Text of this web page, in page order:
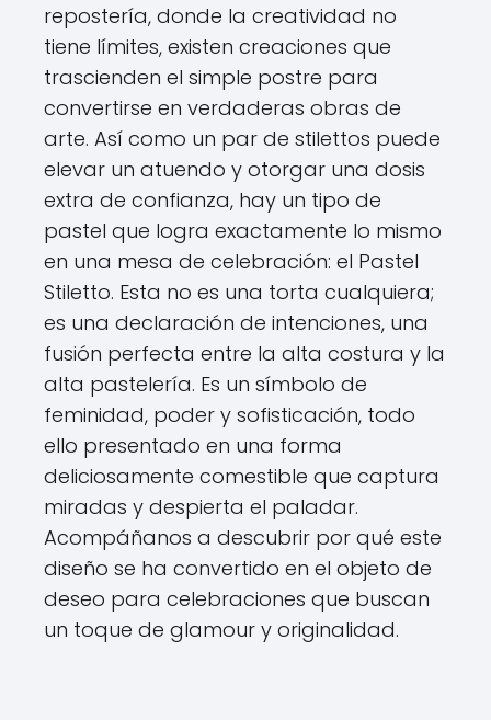
repostería, donde la creatividad no
tiene límites, existen creaciones que
trascienden el simple postre para
convertirse en verdaderas obras de
arte. Así como un par de stilettos puede
elevar un atuendo y otorgar una dosis
extra de confianza, hay un tipo de
pastel que logra exactamente lo mismo
en una mesa de celebración: el Pastel
Stiletto. Esta no es una torta cualquiera;
es una declaración de intenciones, una
fusión perfecta entre la alta costura y la
alta pastelería. Es un símbolo de
feminidad, poder y sofisticación, todo
ello presentado en una forma
deliciosamente comestible que captura
miradas y despierta el paladar.
Acompáñanos a descubrir por qué este
diseño se ha convertido en el objeto de
deseo para celebraciones que buscan
un toque de glamour y originalidad.